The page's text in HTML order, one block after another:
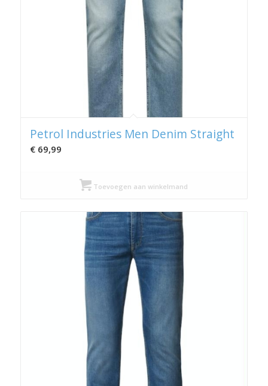
Petrol Industries Men Denim Straight
€69,99
Toevoegen aan winkelmand